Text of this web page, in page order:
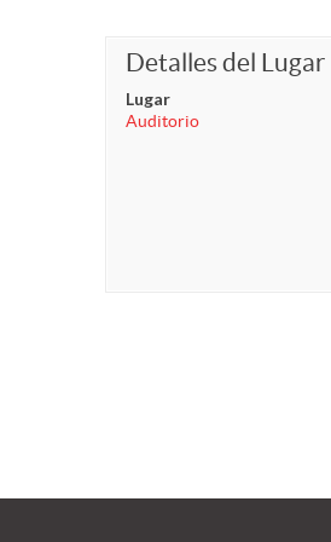
Detalles del Lugar
Lugar
Auditorio